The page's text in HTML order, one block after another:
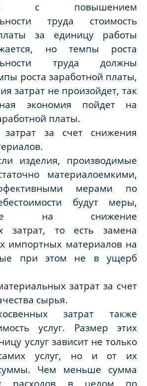
с повышением
труда стоимость
за единицу работы
но темпы роста
труда должны
роста заработной платы,
затрат не произойдет, так
экономия пойдет на
платы.
за счет снижения
изделия, производимые
материалоемкими,
мерами по
будут меры,
на снижение
затрат, то есть замена
импортных материалов на
при этом не в ущерб
затрат за счет
сырья.
затрат также
услуг. Размер этих
услуг зависит не только
услуг, но и от их
Чем меньше сумма
расходов в целом по